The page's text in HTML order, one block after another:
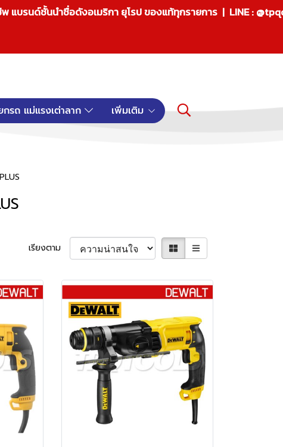
แบรนด์ชั้นนำชื่อดังอเมริกา ยุโรป ของแท้ทุกรายการ | LINE :
รถ แม่แรงเต่าลาก เพิ่มเติม
เรียงตาม